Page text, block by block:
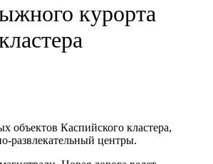
курорта
объектов Каспийского кластера,
развлекательный центры.